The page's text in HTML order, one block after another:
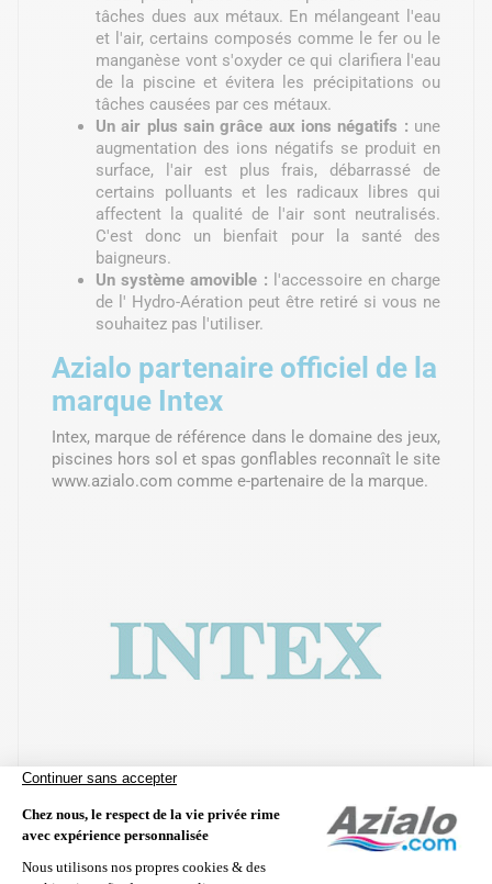
tâches dues aux métaux. En mélangeant l'eau
et l'air, certains composés comme le fer ou le
manganèse vont s'oxyder ce qui clarifiera l'eau
de la piscine et évitera les précipitations ou
tâches causées par ces métaux.
Un air plus sain grâce aux ions négatifs : une
augmentation des ions négatifs se produit en
surface, l'air est plus frais, débarrassé de
certains polluants et les radicaux libres qui
affectent la qualité de l'air sont neutralisés.
C'est donc un bienfait pour la santé des
baigneurs.
Un système amovible : l'accessoire en charge
de l' Hydro-Aération peut être retiré si vous ne
souhaitez pas l'utiliser.
Azialo partenaire officiel de la
marque Intex
Intex, marque de référence dans le domaine des jeux,
piscines hors sol et spas gonflables reconnaît le site
www.azialo.com comme e-partenaire de la marque.
Cette certification permet à Azialo de
bénéficier de :